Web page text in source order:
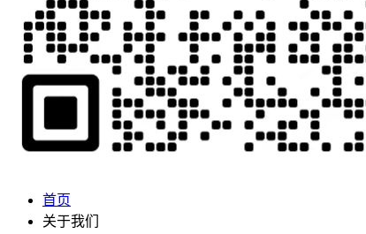
首页
关于我们